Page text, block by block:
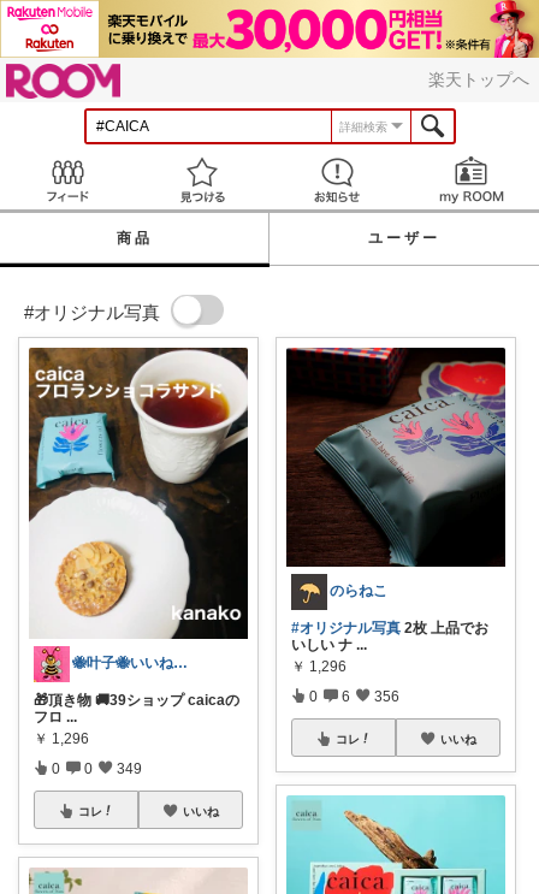
楽天トップへ
詳細検索
見つける お知らせ
商品 ユーザー
#オリジナル写真
🐝叶子🐝いいね07/29まで完💨
🎁頂き物 🚚39ショップ caicaの
フロ ...
￥ 1,296
0 0 349
コレ いいね
のらねこ
#オリジナル写真 2枚 上品でお
いしい ナ ...
￥ 1,296
0 6 356
コレ いいね